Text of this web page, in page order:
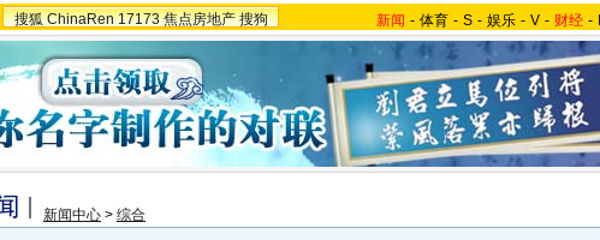
搜狐 ChinaRen 17173 焦点房地产 搜狗 新闻 - 体育 - S - 娱乐 - V - 财经 -
新闻中心 > 综合